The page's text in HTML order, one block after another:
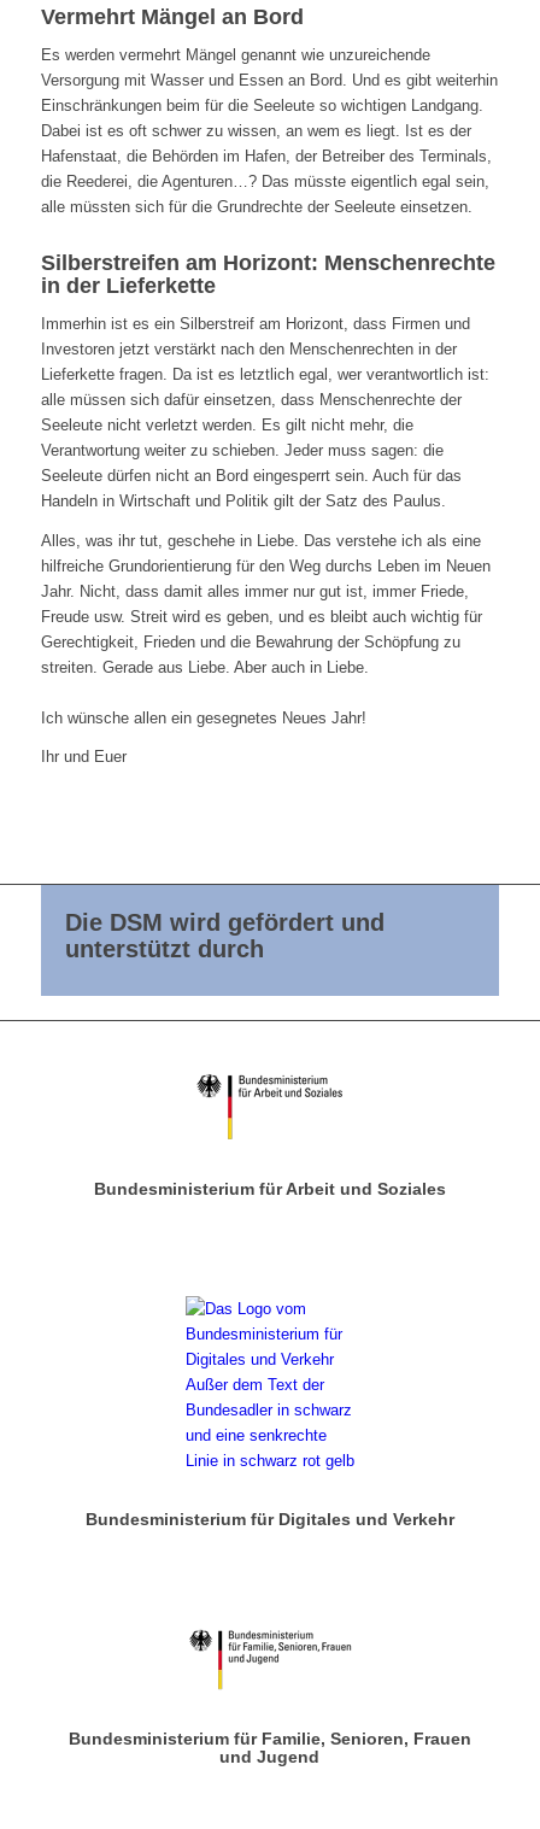
Vermehrt Mängel an Bord
Es werden vermehrt Mängel genannt wie unzureichende
Versorgung mit Wasser und Essen an Bord. Und es gibt weiterhin
Einschränkungen beim für die Seeleute so wichtigen Landgang.
Dabei ist es oft schwer zu wissen, an wem es liegt. Ist es der
Hafenstaat, die Behörden im Hafen, der Betreiber des Terminals,
die Reederei, die Agenturen…? Das müsste eigentlich egal sein,
alle müssten sich für die Grundrechte der Seeleute einsetzen.
Silberstreifen am Horizont: Menschenrechte
in der Lieferkette
Immerhin ist es ein Silberstreif am Horizont, dass Firmen und
Investoren jetzt verstärkt nach den Menschenrechten in der
Lieferkette fragen. Da ist es letztlich egal, wer verantwortlich ist:
alle müssen sich dafür einsetzen, dass Menschenrechte der
Seeleute nicht verletzt werden. Es gilt nicht mehr, die
Verantwortung weiter zu schieben. Jeder muss sagen: die
Seeleute dürfen nicht an Bord eingesperrt sein. Auch für das
Handeln in Wirtschaft und Politik gilt der Satz des Paulus.
Alles, was ihr tut, geschehe in Liebe. Das verstehe ich als eine
hilfreiche Grundorientierung für den Weg durchs Leben im Neuen
Jahr. Nicht, dass damit alles immer nur gut ist, immer Friede,
Freude usw. Streit wird es geben, und es bleibt auch wichtig für
Gerechtigkeit, Frieden und die Bewahrung der Schöpfung zu
streiten. Gerade aus Liebe. Aber auch in Liebe.
Ich wünsche allen ein gesegnetes Neues Jahr!
Ihr und Euer
Die DSM wird gefördert und
unterstützt durch
Bundesministerium für Arbeit und Soziales
Bundesministerium für Digitales und Verkehr
Bundesministerium für Familie, Senioren, Frauen
und Jugend